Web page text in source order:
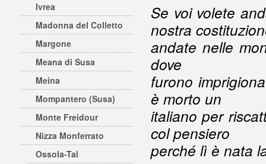
Ivrea
Madonna del Colletto
Margone
Meana di Susa
Meina
Mompantero (Susa)
Monte Freidour
Nizza Monferrato
Ossola-Tal
Se voi volete
nostra
andate nelle
dove
furono
è morto un
italiano per
col pensiero
perché lì è nata